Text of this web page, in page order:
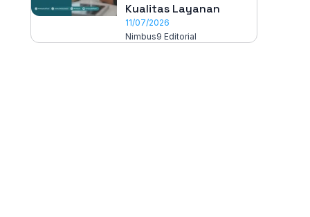
Kualitas Layanan
11/07/2026
Nimbus9 Editorial